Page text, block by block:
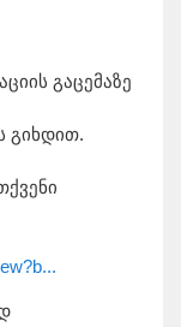
გაცემაზე
გიხდით.